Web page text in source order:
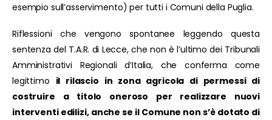
esempio sull’asservimento) per tutti i Comuni della Puglia.
Riflessioni che vengono spontanee leggendo questa
sentenza del T.A.R. di Lecce, che non è l’ultimo dei Tribunali
Amministrativi Regionali d’Italia, che conferma come
legittimo il rilascio in zona agricola di permessi di
costruire a titolo oneroso per realizzare nuovi
interventi edilizi, anche se il Comune non s’è dotato di